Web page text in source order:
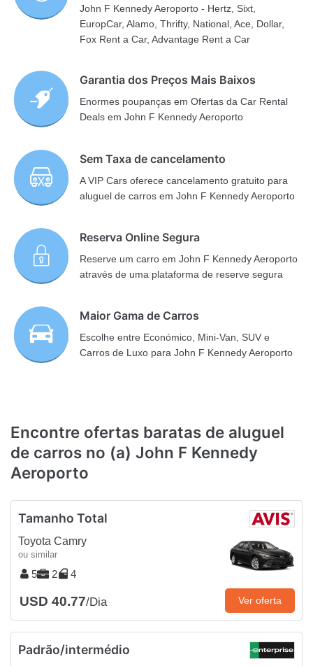
John F Kennedy Aeroporto - Hertz, Sixt,
EuropCar, Alamo, Thrifty, National, Ace, Dollar,
Fox Rent a Car, Advantage Rent a Car
Garantia dos Preços Mais Baixos
Enormes poupanças em Ofertas da Car Rental
Deals em John F Kennedy Aeroporto
Sem Taxa de cancelamento
A VIP Cars oferece cancelamento gratuito para
aluguel de carros em John F Kennedy Aeroporto
Reserva Online Segura
Reserve um carro em John F Kennedy Aeroporto
através de uma plataforma de reserve segura
Maior Gama de Carros
Escolhe entre Económico, Mini-Van, SUV e
Carros de Luxo para John F Kennedy Aeroporto
Encontre ofertas baratas de aluguel
de carros no (a) John F Kennedy
Aeroporto
Tamanho Total
Toyota Camry
ou similar
5 2 4
USD 40.77/Dia Ver oferta
Padrão/intermédio